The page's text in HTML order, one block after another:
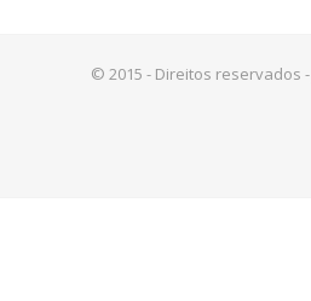
© 2015 - Direitos reservados -